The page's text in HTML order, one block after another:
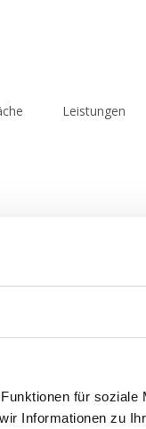
für soziale
Informationen zu
Leistungen